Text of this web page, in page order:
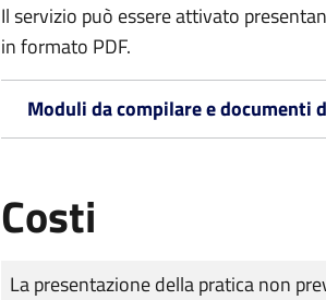
Il servizio può essere attivato
in formato PDF.
Moduli da compilare e documenti
Costi
Tipo di pagamento
Importo
La presentazione della pratica non